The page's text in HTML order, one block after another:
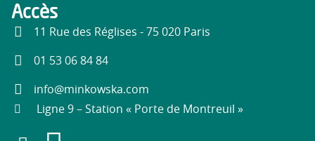
Accès
11 Rue des Réglises - 75 020 Paris
01 53 06 84 84
info@minkowska.com
Ligne 9 – Station « Porte de Montreuil »